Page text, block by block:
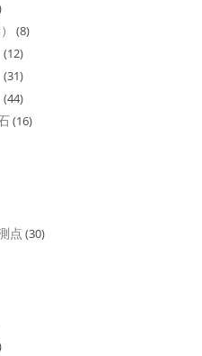
(8)
(12)
(31)
(44)
(16)
点 (30)